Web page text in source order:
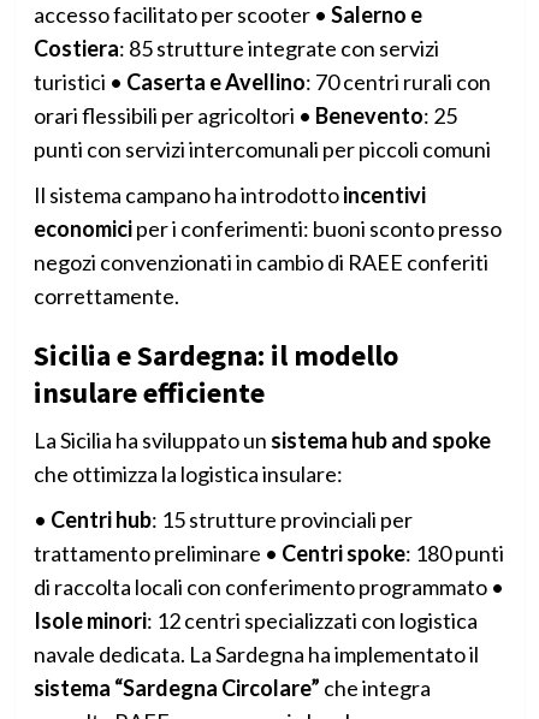
accesso facilitato per scooter • Salerno e
Costiera: 85 strutture integrate con servizi
turistici • Caserta e Avellino: 70 centri rurali con
orari flessibili per agricoltori • Benevento: 25
punti con servizi intercomunali per piccoli comuni
Il sistema campano ha introdottoincentivi
economiciper i conferimenti: buoni sconto presso
negozi convenzionati in cambio di RAEE conferiti
correttamente.
Sicilia e Sardegna: il modello
insulare efficiente
La Sicilia ha sviluppato un sistema hub and spoke
che ottimizza la logistica insulare:
• Centri hub: 15 strutture provinciali per
trattamento preliminare • Centri spoke: 180 punti
di raccolta locali con conferimento programmato •
Isole minori: 12 centri specializzati con logistica
navale dedicata. La Sardegna ha implementato il
sistema “Sardegna Circolare” che integra